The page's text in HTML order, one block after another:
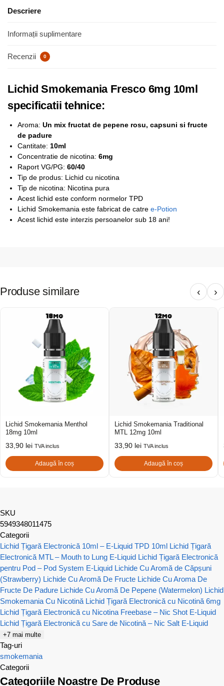
Descriere
Informații suplimentare
Recenzii 0
Lichid Smokemania Fresco 6mg 10ml
specificatii tehnice:
Aroma: Un mix fructat de pepene rosu, capsuni si fructe
de padure
Cantitate: 10ml
Concentratie de nicotina: 6mg
Raport VG/PG: 60/40
Tip de produs: Lichid cu nicotina
Tip de nicotina: Nicotina pura
Acest lichid este conform normelor TPD
Lichid Smokemania este fabricat de catre e-Potion
Acest lichid este interzis persoanelor sub 18 ani!
Produse similare ‹ ›
Lichid Smokemania Menthol
18mg 10ml
33,90 lei TVA inclus
Adaugă în coș
Lichid Smokemania Traditional
MTL 12mg 10ml
33,90 lei TVA inclus
Adaugă în coș
SKU
5949348011475
Categorii
Lichid Țigară Electronică 10ml – E-Liquid TPD 10ml Lichid Țigară
Electronică MTL – Mouth to Lung E-Liquid Lichid Țigară Electronică
pentru Pod – Pod System E-Liquid Lichide Cu Aromă de Căpșuni
(Strawberry) Lichide Cu Aromă De Fructe Lichide Cu Aroma De
Fructe De Padure Lichide Cu Aromă De Pepene (Watermelon) Lichid
Smokemania Cu Nicotină Lichid Țigară Electronică cu Nicotină 6mg
Lichid Țigară Electronică cu Nicotina Freebase – Nic Shot E-Liquid
Lichid Țigară Electronică cu Sare de Nicotină – Nic Salt E-Liquid
+7 mai multe
Tag-uri
smokemania
Categorii
Categoriile Noastre De Produse